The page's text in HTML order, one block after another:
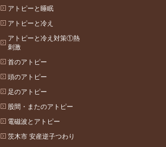
アトピーと睡眠
アトピーと冷え
アトピーと冷え対策①熱
刺激
首のアトピー
頭のアトピー
足のアトピー
股間・またのアトピー
電磁波とアトピー
茨木市 安産逆子つわり